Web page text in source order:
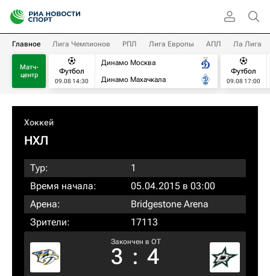
Главное Лига Чемпионов РПЛ Лига Европы АПЛ Ла Лига
Матч-
центр
Футбол
09.08 14:30
Динамо Москва
Динамо Махачкала
Футбол
09.08 17:00
Хоккей
НХЛ
Тур:
1
Время начала:
05.04.2015 в 03:00
Арена:
Bridgestone Arena
Зрители:
17113
Закончен в OT
3 : 4